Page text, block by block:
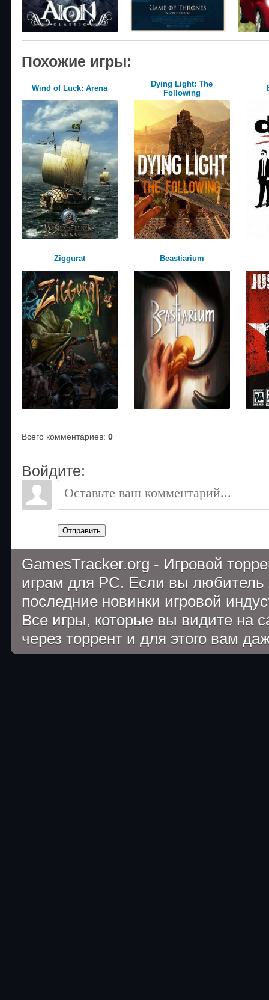
Похожие игры:
Wind of Luck: Arena
Dying Light: The
Following
Ziggurat Beastiarium
Всего комментариев: 0
Войдите:
Отправить
GamesTracker.org - Игровой
играм для PC. Если вы
последние новинки игровой
Все игры, которые вы видите на
через торрент и для этого вам